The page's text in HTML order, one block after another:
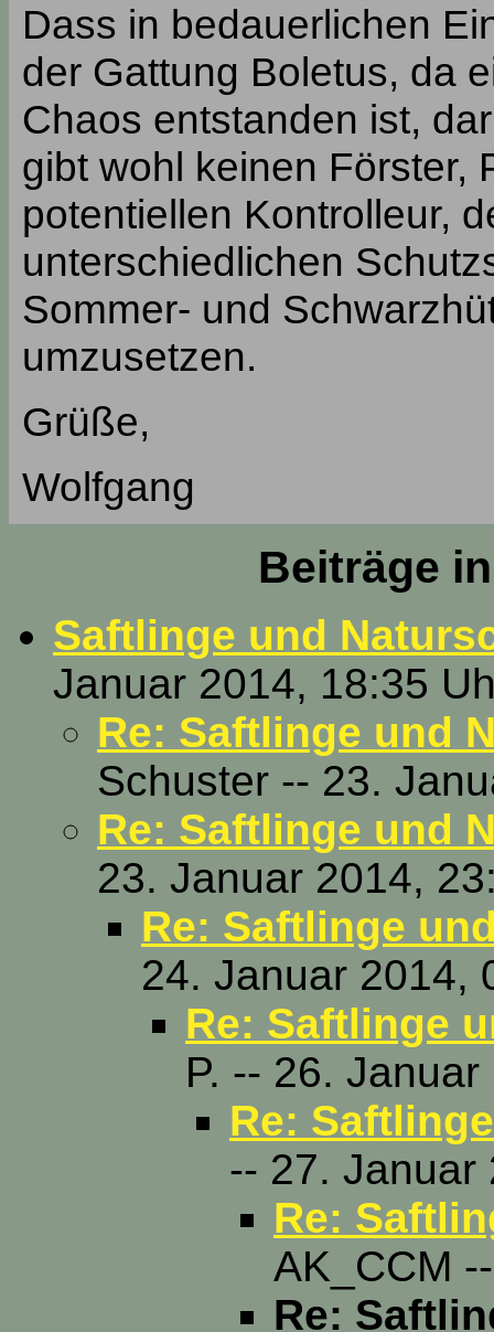
Dass in bedauerlichen
der Gattung Boletus, da
Chaos entstanden ist,
gibt wohl keinen Förster,
potentiellen Kontrolleur,
unterschiedlichen
Sommer- und
umzusetzen.
Grüße,
Wolfgang
Beiträge
Saftlinge und
Januar 2014, 18:35
Re: Saftlinge und
Schuster -- 23.
Re: Saftlinge und
23. Januar 2014,
Re: Saftlinge
24. Januar 2014,
Re: Saftlinge
P. -- 26.
Re:
-- 27. Januar
Re:
AK_CCM
Re: